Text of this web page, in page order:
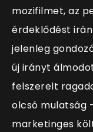
mozifilmet, az
érdeklődést
jelenleg
új irányt
felszerelt
olcsó mulatság
marketinges